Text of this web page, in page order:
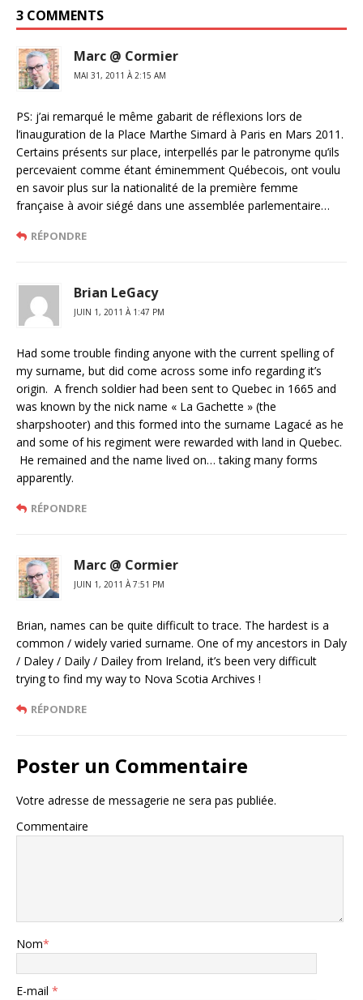
3 COMMENTS
Marc @ Cormier
MAI 31, 2011 À 2:15 AM
PS: j’ai remarqué le même gabarit de réflexions lors de
l’inauguration de la Place Marthe Simard à Paris en Mars 2011.
Certains présents sur place, interpellés par le patronyme qu’ils
percevaient comme étant éminemment Québecois, ont voulu
en savoir plus sur la nationalité de la première femme
française à avoir siégé dans une assemblée parlementaire…
RÉPONDRE
Brian LeGacy
JUIN 1, 2011 À 1:47 PM
Had some trouble finding anyone with the current spelling of
my surname, but did come across some info regarding it’s
origin. A french soldier had been sent to Quebec in 1665 and
was known by the nick name « La Gachette » (the
sharpshooter) and this formed into the surname Lagacé as he
and some of his regiment were rewarded with land in Quebec.
He remained and the name lived on… taking many forms
apparently.
RÉPONDRE
Marc @ Cormier
JUIN 1, 2011 À 7:51 PM
Brian, names can be quite difficult to trace. The hardest is a
common / widely varied surname. One of my ancestors in Daly
/ Daley / Daily / Dailey from Ireland, it’s been very difficult
trying to find my way to Nova Scotia Archives !
RÉPONDRE
Poster un Commentaire
Votre adresse de messagerie ne sera pas publiée.
Commentaire
Nom*
E-mail *